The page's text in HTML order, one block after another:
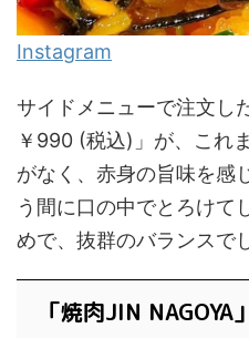
Instagram
サイドメニューで注文し
￥990 (税込)」が、これ
がなく、赤身の旨味を感
う間に口の中でとろけて
めで、抜群のバランスで
「焼肉JIN NAGOYA